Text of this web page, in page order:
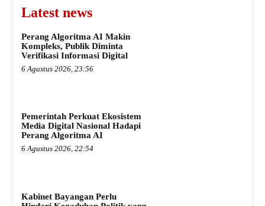
Latest news
Perang Algoritma AI Makin
Kompleks, Publik Diminta
Verifikasi Informasi Digital
6 Agustus 2026, 23:56
Pemerintah Perkuat Ekosistem
Media Digital Nasional Hadapi
Perang Algoritma AI
6 Agustus 2026, 22:54
Kabinet Bayangan Perlu